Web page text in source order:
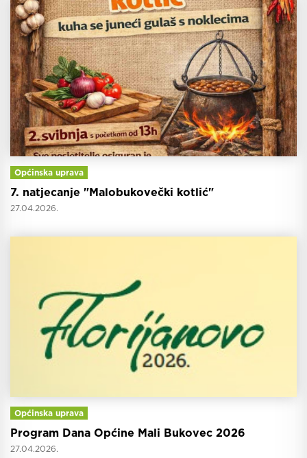
Općinska uprava
7. natjecanje "Malobukovečki kotlić"
27.04.2026.
Općinska uprava
Program Dana Općine Mali Bukovec 2026
27.04.2026.